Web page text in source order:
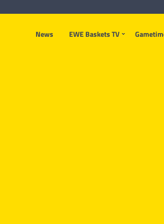
News EWE Baskets TV